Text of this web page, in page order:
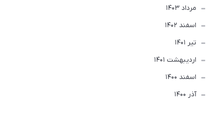
مرداد 1403
اسفند 1402
تير 1401
ارديبهشت 1401
اسفند 1400
آذر 1400